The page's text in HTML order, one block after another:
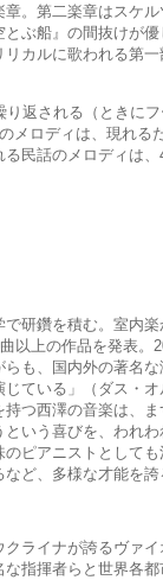
。第二楽章はスケ
ぶ船』の間抜けが
カルに歌われる第
返される（ときに
メロディは、現れる
民話のメロディは
研鑽を積む。室内
以上の作品を発表。
も、国内外の著名
ている」（ダス・
つ西澤の音楽は、
いう喜びを、われ
ピアニストとして
ど、多様な才能を誇
ライナが誇るヴァ
指揮者らと世界各都